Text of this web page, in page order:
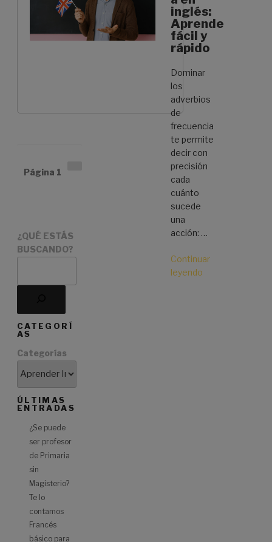
inglés:
Aprende
fácil y
rápido
Dominar
los
adverbios
de
frecuencia
te permite
decir con
precisión
cada
cuánto
sucede
una
acción: …
Continuar
leyendo
Paginación
de
Página 1
¿QUÉ ESTÁS
BUSCANDO?
CATEGORÍ
AS
Categorías
ÚLTIMAS
ENTRADAS
¿Se puede
ser profesor
de Primaria
sin
Magisterio?
Te lo
contamos
Francés
básico para